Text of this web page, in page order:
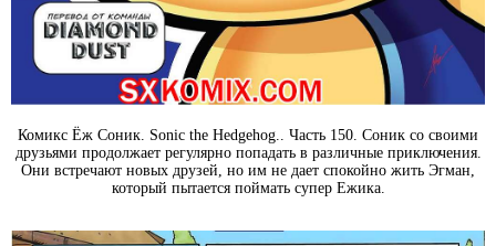
Комикс Ёж Соник. Sonic the Hedgehog.. Часть 150. Соник со своими
друзьями продолжает регулярно попадать в различные приключения.
Они встречают новых друзей, но им не дает спокойно жить Эгман,
который пытается поймать супер Ежика.